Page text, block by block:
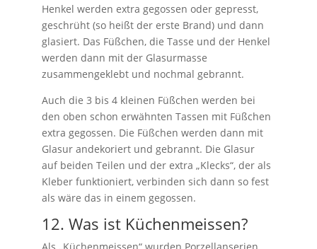
Henkel werden extra gegossen oder gepresst,
geschrüht (so heißt der erste Brand) und dann
glasiert. Das Füßchen, die Tasse und der Henkel
werden dann mit der Glasurmasse
zusammengeklebt und nochmal gebrannt.
Auch die 3 bis 4 kleinen Füßchen werden bei
den oben schon erwähnten Tassen mit Füßchen
extra gegossen. Die Füßchen werden dann mit
Glasur andekoriert und gebrannt. Die Glasur
auf beiden Teilen und der extra „Klecks“, der als
Kleber funktioniert, verbinden sich dann so fest
als wäre das in einem gegossen.
12. Was ist Küchenmeissen?